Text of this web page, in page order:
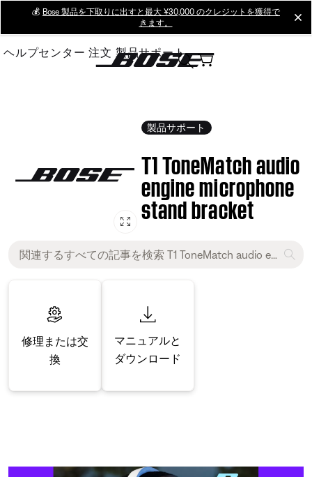
Main
💰 Bose 製品を下取りに出すと最大 ¥30,000 のクレジットを獲得で
きます。
ヘルプセンター 注文 製品サポート
製品サポート
T1 ToneMatch audio
engine microphone
stand bracket
修理または交
換
マニュアルと
ダウンロード